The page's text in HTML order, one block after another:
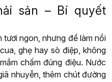
sản – Bí quyết
tươi ngon, nhưng để làm nổi
ghẹ hay sò điệp, không
chấm đúng điệu. Nước
nhuyễn, thêm chút đường